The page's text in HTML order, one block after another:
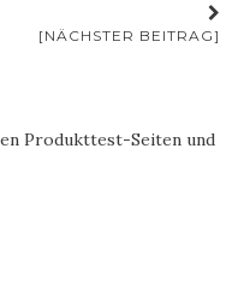
[NÄCHSTER BEITRAG]